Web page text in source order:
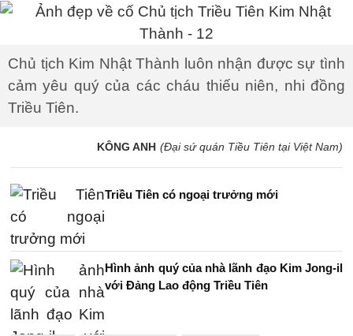
Chủ tịch Kim Nhật Thành luôn nhận được sự tình
cảm yêu quý của các cháu thiếu niên, nhi đồng
Triều Tiên.
KÔNG ANH (Đại sứ quán Tiều Tiên tại Việt Nam)
Triều Tiên có ngoại trưởng mới
Hình ảnh quý của nhà lãnh đạo Kim Jong-il
với Đảng Lao động Triều Tiên